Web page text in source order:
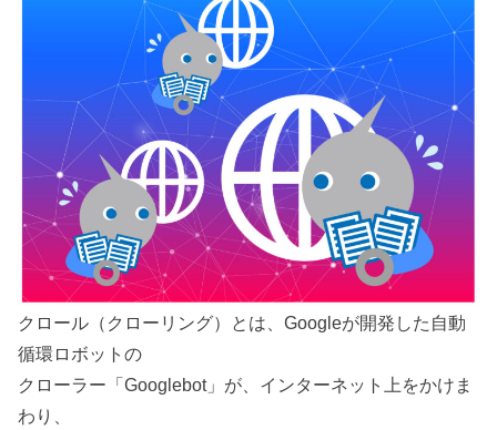
クロール（クローリング）とは、Googleが開発した自動
循環ロボットの
クローラー「Googlebot」が、インターネット上をかけま
わり、